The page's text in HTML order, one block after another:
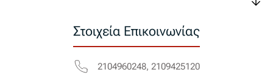
Στοιχεία Επικοινωνίας
2104960248, 2109425120